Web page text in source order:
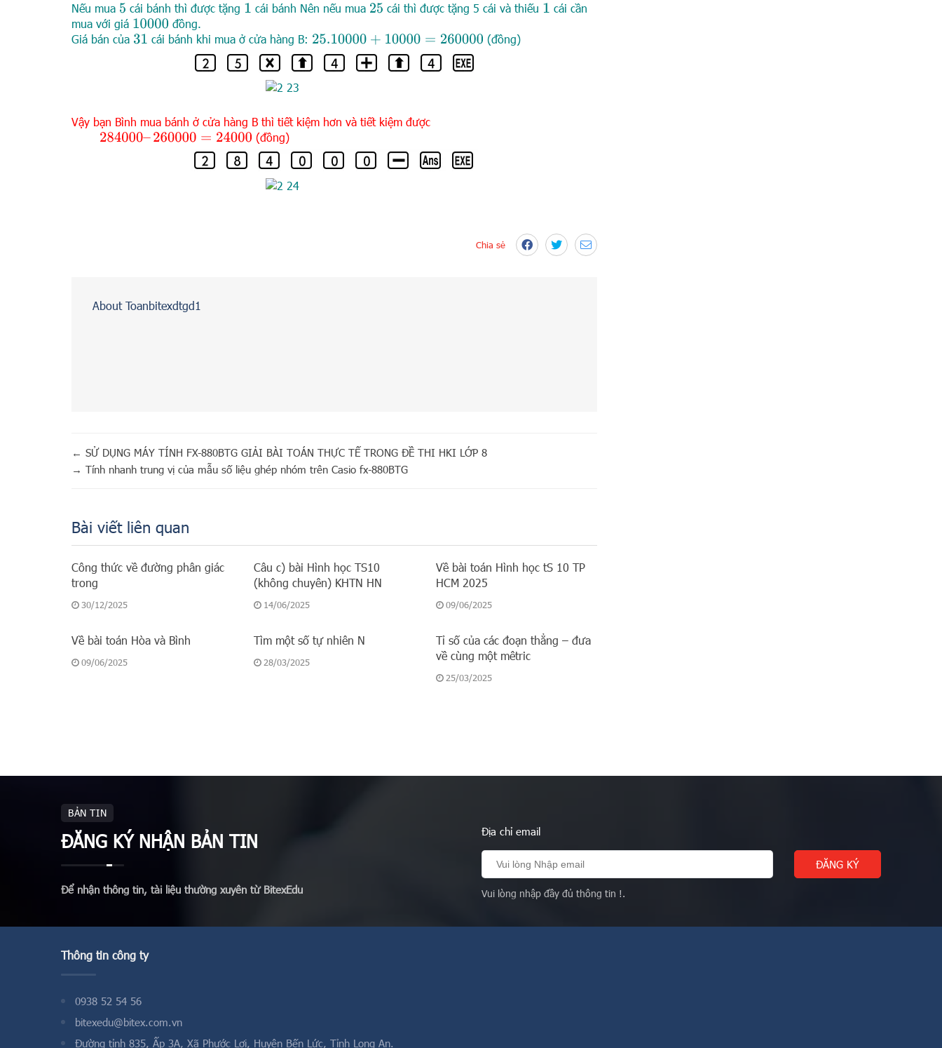
Nếu mua 5 cái bánh thì được tặng 1 cái bánh Nên nếu mua 25 cái thì được tặng 5 cái và thiếu 1 cái cần
mua với giá 10000 đồng.
Giá bán của 31 cái bánh khi mua ở cửa hàng B: 25.10000+ 10000=260000 (đồng)
Vậy bạn Bình mua bánh ở cửa hàng B thì tiết kiệm hơn và tiết kiệm được
284000–260000=24000 (đồng)
Chia sẻ
About Toanbitexdtgd1
← SỬ DỤNG MÁY TÍNH FX-880BTG GIẢI BÀI TOÁN THỰC TẾ TRONG ĐỀ THI HKI LỚP 8
→ Tính nhanh trung vị của mẫu số liệu ghép nhóm trên Casio fx-880BTG
Bài viết liên quan
Công thức về đường phân giác
trong
30/12/2025
Câu c) bài Hình học TS10
(không chuyên) KHTN HN
14/06/2025
Về bài toán Hình học tS 10 TP
HCM 2025
09/06/2025
Về bài toán Hòa và Bình
09/06/2025
Tìm một số tự nhiên N
28/03/2025
Tỉ số của các đoạn thẳng – đưa
về cùng một mêtric
25/03/2025
BẢN TIN
ĐĂNG KÝ NHẬN BẢN TIN
Để nhận thông tin, tài liệu thường xuyên từ BitexEdu
Địa chỉ email
Vui lòng nhập đầy đủ thông tin !.
Thông tin công ty
0938 52 54 56
bitexedu@bitex.com.vn
Đường tỉnh 835, Ấp 3A, Xã Phước Lợi, Huyện Bến Lức, Tỉnh Long An.